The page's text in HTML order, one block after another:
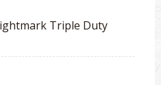
Triple Duty